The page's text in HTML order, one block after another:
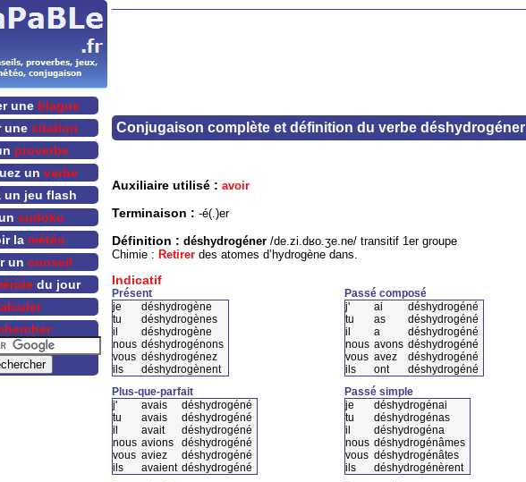
Conjugaison complète et définition du verbe déshydrogéner
Auxiliaire utilisé : avoir
Terminaison : -é(.)er
Définition : déshydrogéner/de.zi.dʁo.ʒe.ne/ transitif 1er groupe
Chimie : Retirerdes atomes d’hydrogène dans.
Indicatif
Présent
je
déshydrogène
tu
déshydrogènes
il
déshydrogène
nous déshydrogénons
vous déshydrogénez
ils
déshydrogènent
Plus-que-parfait
j'
avais
déshydrogéné
tu
avais
déshydrogéné
il
avait
déshydrogéné
nous avions
déshydrogéné
vous aviez
déshydrogéné
ils
avaient déshydrogéné
Passé composé
j'
ai
déshydrogéné
tu
as
déshydrogéné
il
a
déshydrogéné
nous avons déshydrogéné
vous avez
déshydrogéné
ils
ont
déshydrogéné
Passé simple
je
déshydrogénai
tu
déshydrogénas
il
déshydrogéna
nous déshydrogénâmes
vous déshydrogénâtes
ils
déshydrogénèrent
une blague
une citation
proverbe
un verbe
jeu flash
sudoku
la météo
un conseil
du jour